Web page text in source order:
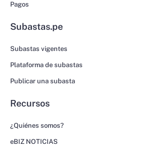
Pagos
Subastas.pe
Subastas vigentes
Plataforma de subastas
Publicar una subasta
Recursos
¿Quiénes somos?
eBIZ NOTICIAS